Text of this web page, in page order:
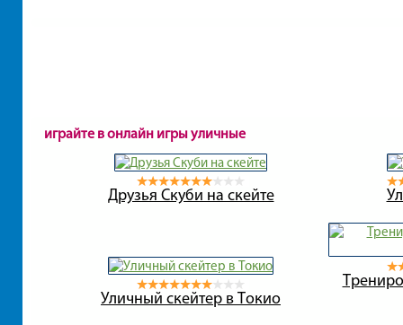
играйте в онлайн игры уличные
Друзья Скуби на скейте
Уличный скейтер в Токио